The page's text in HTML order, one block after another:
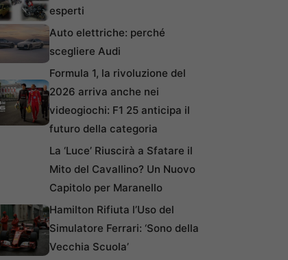
esperti
Auto elettriche: perché
scegliere Audi
Formula 1, la rivoluzione del
2026 arriva anche nei
videogiochi: F1 25 anticipa il
futuro della categoria
La ‘Luce’ Riuscirà a Sfatare il
Mito del Cavallino? Un Nuovo
Capitolo per Maranello
Hamilton Rifiuta l’Uso del
Simulatore Ferrari: ‘Sono della
Vecchia Scuola’